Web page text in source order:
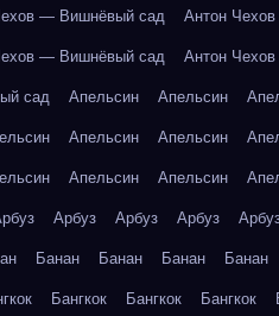
— Вишнёвый сад Антон
— Вишнёвый сад Антон
сад Апельсин Апельсин
Апельсин Апельсин
Апельсин Апельсин
Арбуз Арбуз Арбуз
Банан Банан Банан Банан
Бангкок Бангкок Бангкок